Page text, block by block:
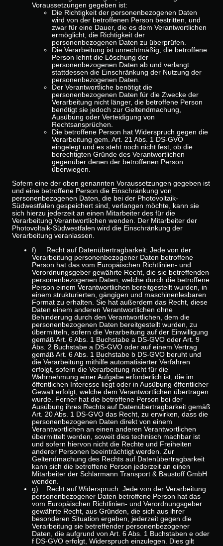
Voraussetzungen gegeben ist:
Die Richtigkeit der personenbezogenen Daten
wird von der betroffenen Person bestritten, und
zwar für eine Dauer, die es dem Verantwortlichen
ermöglicht, die Richtigkeit der
personenbezogenen Daten zu überprüfen.
Die Verarbeitung ist unrechtmäßig, die betroffene
Person lehnt die Löschung der
personenbezogenen Daten ab und verlangt
stattdessen die Einschränkung der Nutzung der
personenbezogenen Daten.
Der Verantwortliche benötigt die
personenbezogenen Daten für die Zwecke der
Verarbeitung nicht länger, die betroffene Person
benötigt sie jedoch zur Geltendmachung,
Ausübung oder Verteidigung von
Rechtsansprüchen.
Die betroffene Person hat Widerspruch gegen die
Verarbeitung gem. Art. 21 Abs. 1 DS-GVO
eingelegt und es steht noch nicht fest, ob die
berechtigten Gründe des Verantwortlichen
gegenüber denen der betroffenen Person
überwiegen.
Sofern eine der oben genannten Voraussetzungen gegeben ist
und eine betroffene Person die Einschränkung von
personenbezogenen Daten, die bei der Photovoltaik-
Südwestfalen gespeichert sind, verlangen möchte, kann sie
sich hierzu jederzeit an einen Mitarbeiter des für die
Verarbeitung Verantwortlichen wenden. Der Mitarbeiter der
Photovoltaik-Südwestfalen wird die Einschränkung der
Verarbeitung veranlassen.
f) Recht auf Datenübertragbarkeit: Jede von der
Verarbeitung personenbezogener Daten betroffene
Person hat das vom Europäischen Richtlinien- und
Verordnungsgeber gewährte Recht, die sie betreffenden
personenbezogenen Daten, welche durch die betroffene
Person einem Verantwortlichen bereitgestellt wurden, in
einem strukturierten, gängigen und maschinenlesbaren
Format zu erhalten. Sie hat außerdem das Recht, diese
Daten einem anderen Verantwortlichen ohne
Behinderung durch den Verantwortlichen, dem die
personenbezogenen Daten bereitgestellt wurden, zu
übermitteln, sofern die Verarbeitung auf der Einwilligung
gemäß Art. 6 Abs. 1 Buchstabe a DS-GVO oder Art. 9
Abs. 2 Buchstabe a DS-GVO oder auf einem Vertrag
gemäß Art. 6 Abs. 1 Buchstabe b DS-GVO beruht und
die Verarbeitung mithilfe automatisierter Verfahren
erfolgt, sofern die Verarbeitung nicht für die
Wahrnehmung einer Aufgabe erforderlich ist, die im
öffentlichen Interesse liegt oder in Ausübung öffentlicher
Gewalt erfolgt, welche dem Verantwortlichen übertragen
wurde. Ferner hat die betroffene Person bei der
Ausübung ihres Rechts auf Datenübertragbarkeit gemäß
Art. 20 Abs. 1 DS-GVO das Recht, zu erwirken, dass die
personenbezogenen Daten direkt von einem
Verantwortlichen an einen anderen Verantwortlichen
übermittelt werden, soweit dies technisch machbar ist
und sofern hiervon nicht die Rechte und Freiheiten
anderer Personen beeinträchtigt werden. Zur
Geltendmachung des Rechts auf Datenübertragbarkeit
kann sich die betroffene Person jederzeit an einen
Mitarbeiter der Schlarmann Transport & Baustoff GmbH
wenden.
g) Recht auf Widerspruch: Jede von der Verarbeitung
personenbezogener Daten betroffene Person hat das
vom Europäischen Richtlinien- und Verordnungsgeber
gewährte Recht, aus Gründen, die sich aus ihrer
besonderen Situation ergeben, jederzeit gegen die
Verarbeitung sie betreffender personenbezogener
Daten, die aufgrund von Art. 6 Abs. 1 Buchstaben e oder
f DS-GVO erfolgt, Widerspruch einzulegen. Dies gilt